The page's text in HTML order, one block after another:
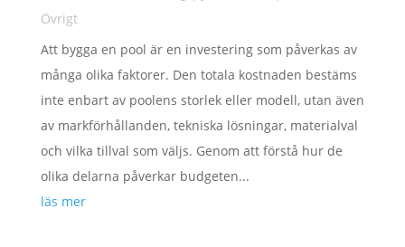
Övrigt
Att bygga en pool är en investering som påverkas av
många olika faktorer. Den totala kostnaden bestäms
inte enbart av poolens storlek eller modell, utan även
av markförhållanden, tekniska lösningar, materialval
och vilka tillval som väljs. Genom att förstå hur de
olika delarna påverkar budgeten...
läs mer